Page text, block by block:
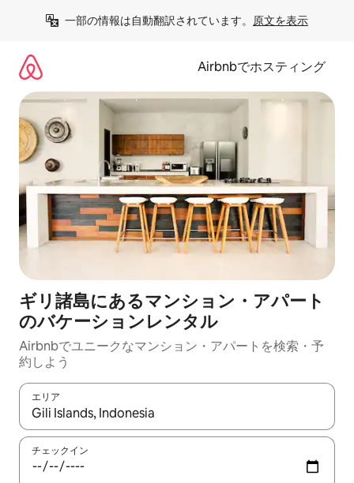
一部の情報は自動翻訳されています。 原文を表示
Airbnbでホスティング
ギリ諸島にあるマンション・アパート
のバケーションレンタル
Airbnbでユニークなマンション・アパートを検索・予
約しよう
エリア
検索結果が表示されたら、上下の矢印キーを使って移動するか
チェックイン